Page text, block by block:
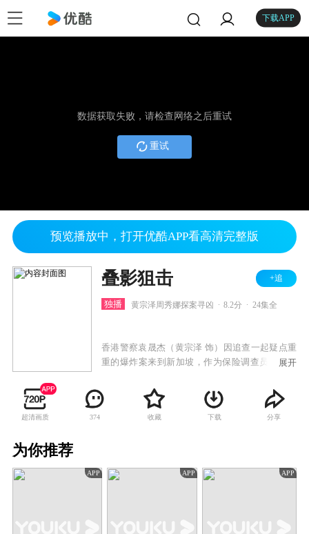
下载APP
数据获取失败，请检查网络之后重试
重试
预览播放中，打开优酷APP看高清完整版
叠影狙击 +追
独播 黄宗泽周秀娜探案寻凶 8.2分 24集全
香港警察袁晟杰（黄宗泽 饰）因追查一起疑点重
重的爆炸案来到新加坡，作为保险调查员的女友
队队长魏晓晨（周秀娜 饰）正带领特警队，捣毁
人口贩卖集团基地，并意外发现一具女性尸体，
竟然是离散多年的孪生妹妹梁曦，晓晨悲痛欲
展开
超清画质 374 收藏 下载 分享
为你推荐
APP APP APP